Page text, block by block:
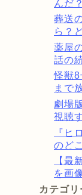
んだ
葬送
ら？
薬屋
話の
怪獣8
まで
劇場
視聴
『ヒ
のど
【最
を画
カテゴリ